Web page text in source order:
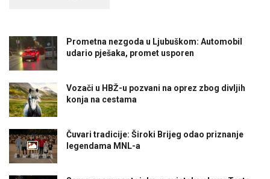
Prometna nezgoda u Ljubuškom: Automobil
udario pješaka, promet usporen
Vozači u HBŽ-u pozvani na oprez zbog divljih
konja na cestama
Čuvari tradicije: Široki Brijeg odao priznanje
legendama MNL-a